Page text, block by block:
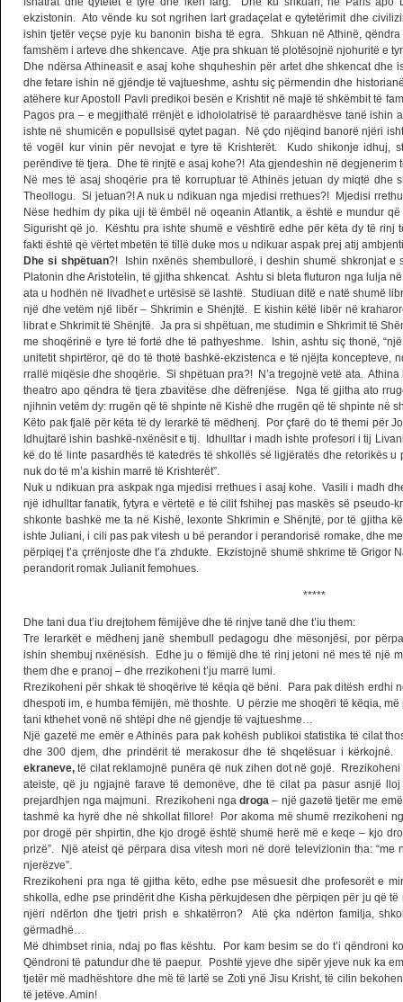
ekzistonin. Ato vënde ku sot ngrihen lart gradaçelat e qytetërimit dhe
ishin tjetër veçse pyje ku banonin bisha të egra. Shkuan në Athinë,
famshëm i arteve dhe shkencave. Atje pra shkuan të plotësojnë njohuritë e
Dhe ndërsa Athineasit e asaj kohe shquheshin për artet dhe shkencat dhe
dhe fetare ishin në gjëndje të vajtueshme, ashtu siç përmendin dhe
atëhere kur Apostoll Pavli predikoi besën e Krishtit në majë të shkëmbit të
Pagos pra – e megjithatë rrënjët e idhololatrisë të paraardhësve tanë ishin
ishte në shumicën e popullsisë qytet pagan. Në çdo njëqind banorë njëri
të vogël kur vinin për nevojat e tyre të Krishterët. Kudo shikonje idhuj,
perëndive të tjera. Dhe të rinjtë e asaj kohe?! Ata gjendeshin në degjenerim
Në mes të asaj shoqërie pra të korruptuar të Athinës jetuan dy miqtë dhe
Theollogu. Si jetuan?! A nuk u ndikuan nga mjedisi rrethues?! Mjedisi
Nëse hedhim dy pika uji të ëmbël në oqeanin Atlantik, a është e mundur
Sigurisht që jo. Kështu pra ishte shumë e vështirë edhe për këta dy të rinj
fakti është që vërtet mbetën të tillë duke mos u ndikuar aspak prej atij
Dhe si shpëtuan?! Ishin nxënës shembullorë, i deshin shumë shkronjat e
Platonin dhe Aristotelin, të gjitha shkencat. Ashtu si bleta fluturon nga lulja
ata u hodhën në livadhet e urtësisë së lashtë. Studiuan ditë e natë shumë
një dhe vetëm një libër – Shkrimin e Shënjtë. E kishin këtë libër në
librat e Shkrimit të Shënjtë. Ja pra si shpëtuan, me studimin e Shkrimit të
me shoqërinë e tyre të fortë dhe të pathyeshme. Ishin, ashtu siç thonë,
unitetit shpirtëror, që do të thotë bashkë-ekzistenca e të njëjta
rrallë miqësie dhe shoqërie. Si shpëtuan pra?! N’a tregojnë vetë ata.
theatro apo qëndra të tjera zbavitëse dhe dëfrenjëse. Nga të gjitha ato
njihnin vetëm dy: rrugën që të shpinte në Kishë dhe rrugën që të shpinte në
Këto pak fjalë për këta të dy Ierarkë të mëdhenj. Por çfarë do të themi për
Idhujtarë ishin bashkë-nxënësit e tij. Idhulltar i madh ishte profesori i tij
kë do të linte pasardhës të katedrës të shkollës së ligjëratës dhe retorikës
nuk do të m’a kishin marrë të Krishterët”.
Nuk u ndikuan pra askpak nga mjedisi rrethues i asaj kohe. Vasili i madh
një idhulltar fanatik, fytyra e vërtetë e të cilit fshihej pas maskës së pseudo-
shkonte bashkë me ta në Kishë, lexonte Shkrimin e Shënjtë, por të gjitha
ishte Juliani, i cili pas pak vitesh u bë perandor i perandorisë romake, dhe
përpiqej t’a çrrënjoste dhe t’a zhdukte. Ekzistojnë shumë shkrime të Grigor
perandorit romak Julianit femohues.
*****
Dhe tani dua t’iu drejtohem fëmijëve dhe të rinjve tanë dhe t’iu them:
Tre Ierarkët e mëdhenj janë shembull pedagogu dhe mësonjësi, por
ishin shembuj nxënësish. Edhe ju o fëmijë dhe të rinj jetoni në mes të një
them dhe e pranoj – dhe rrezikoheni t’ju marrë lumi.
Rrezikoheni për shkak të shoqërive të këqia që bëni. Para pak ditësh erdhi
dhespoti im, e humba fëmijën, më thoshte. U përzie me shoqëri të këqia,
tani kthehet vonë në shtëpi dhe në gjendje të vajtueshme…
Një gazetë me emër e Athinës para pak kohësh publikoi statistika të cilat
dhe 300 djem, dhe prindërit të merakosur dhe të shqetësuar i
ekraneve, të cilat reklamojnë punëra që nuk zihen dot në gojë.
ateiste, që ju ngjajnë farave të demonëve, dhe të cilat pa pasur asnjë
prejardhjen nga majmuni. Rrezikoheni ngadroga – një gazetë tjetër me
tashmë ka hyrë dhe në shkollat fillore! Por akoma më shumë rrezikoheni
por drogë për shpirtin, dhe kjo drogë është shumë herë më e keqe – kjo
prizë”. Një ateist që përpara disa vitesh mori në dorë televizionin tha: “me
njerëzve”.
Rrezikoheni pra nga të gjitha këto, edhe pse mësuesit dhe profesorët e
shkolla, edhe pse prindërit dhe Kisha përkujdesen dhe përpiqen për ju që
njëri ndërton dhe tjetri prish e shkatërron? Atë çka ndërton familja,
gërmadhë…
Më dhimbset rinia, ndaj po flas kështu. Por kam besim se do t’i qëndroni
Qëndroni të patundur dhe të paepur. Poshtë yjeve dhe sipër yjeve nuk ka
tjetër më madhështore dhe më të lartë se Zoti ynë Jisu Krisht, të cilin
të jetëve. Amin!